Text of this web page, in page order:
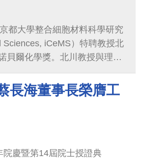
都大學整合細胞材料科學研究
iCeMS）特聘教授北
貝爾化學獎。北川教授與理
・亞吉（Omar M. Yaghi）共
研究成果奠定金屬有機框架
域的基礎，推動能源、環境與
長海董事長榮膺工
慶暨第14屆院士授證典